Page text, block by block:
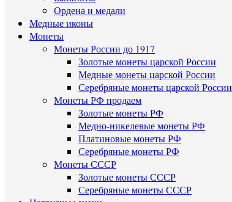
Ордена и медали
Медные иконы
Монеты
Монеты России до 1917
Золотые монеты царской России
Медные монеты царской России
Серебряные монеты царской России
Монеты РФ продаем
Золотые монеты РФ
Медно-никелевые монеты РФ
Платиновые монеты РФ
Серебряные монеты РФ
Монеты СССР
Золотые монеты СССР
Серебряные монеты СССР